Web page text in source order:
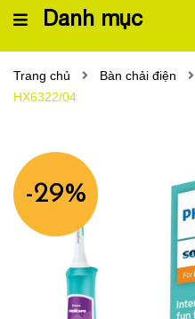
Danh mục
Trang chủ Bàn chải điện
HX6322/04
-29%